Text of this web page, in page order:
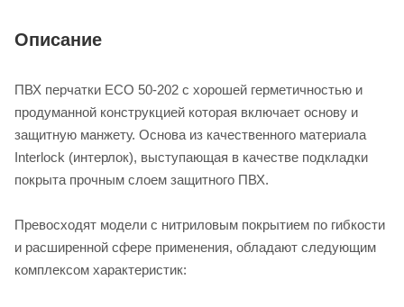
Описание
ПВХ перчатки ЕСО 50-202 с хорошей герметичностью и
продуманной конструкцией которая включает основу и
защитную манжету. Основа из качественного материала
Interlock (интерлок), выступающая в качестве подкладки
покрыта прочным слоем защитного ПВХ.
Превосходят модели с нитриловым покрытием по гибкости
и расширенной сфере применения, обладают следующим
комплексом характеристик: